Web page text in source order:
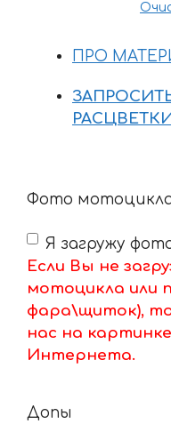
ПРО
Фото
Я загружу
Если Вы не
мотоцикла или
фара\щиток),
нас на
Интернета.
Допы